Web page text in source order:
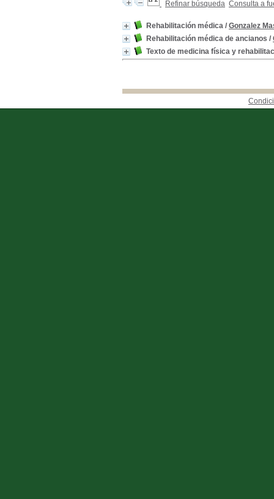
Refinar búsqueda Consulta a
Rehabilitación médica / Gonzalez
Rehabilitación médica de ancianos /
Texto de medicina física y